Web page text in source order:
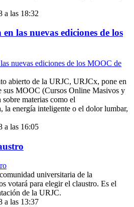
a las 18:32
las nuevas ediciones de los
abierto de la URJC, URJCx, pone en
sus MOOC (Cursos Online Masivos y
materias como el
la energía inteligente o el dolor lumbar,
a las 16:05
universitaria de la
votará para elegir el claustro. Es el
de la URJC.
a las 13:37